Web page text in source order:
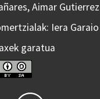
Aimar
Iera
garatua